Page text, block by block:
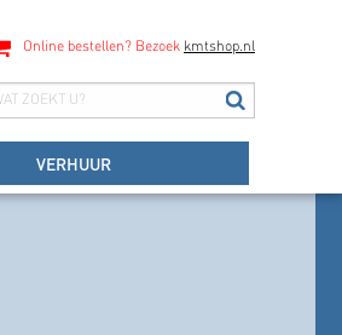
Online bestellen? Bezoek kmtshop.nl
VERHUUR